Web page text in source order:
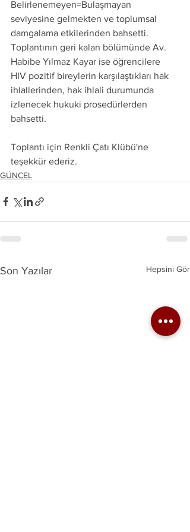
Belirlenemeyen=Bulaşmayan
seviyesine gelmekten ve toplumsal
damgalama etkilerinden bahsetti.
Toplantının geri kalan bölümünde Av.
Habibe Yılmaz Kayar ise öğrencilere
HIV pozitif bireylerin karşılaştıkları hak
ihlallerinden, hak ihlali durumunda
izlenecek hukuki prosedürlerden
bahsetti.
Toplantı için Renkli Çatı Klübü'ne
teşekkür ederiz.
GÜNCEL
Son Yazılar Hepsini Gör